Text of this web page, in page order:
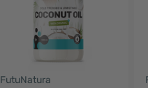
FutuNatura